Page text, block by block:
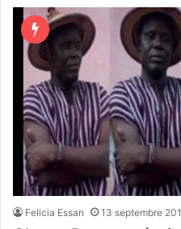
Felicia Essan 13 septembre